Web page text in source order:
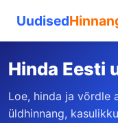
Uudised
Hinda Eesti
Loe, hinda ja võrdle
üldhinnang,